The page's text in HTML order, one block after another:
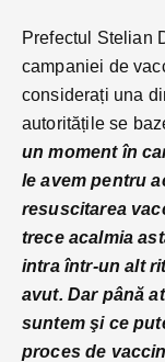
Prefectul Stelian
campaniei de
considerați una
autoritățile se
un moment în
le avem pentru
resuscitarea
trece acalmia
intra într-un alt
avut. Dar până
suntem şi ce
proces de